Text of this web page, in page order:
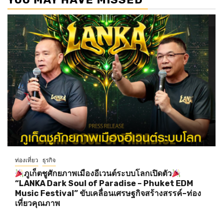
ท่องเที่ยว ธุรกิจ
ภูเก็ตชูศักยภาพเมืองอีเวนต์ระบบโลกเปิดตัว
“LANKA Dark Soul of Paradise – Phuket EDM
Music Festival” ขับเคลื่อนเศรษฐกิจสร้างสรรค์–ท่อง
เที่ยวคุณภาพ